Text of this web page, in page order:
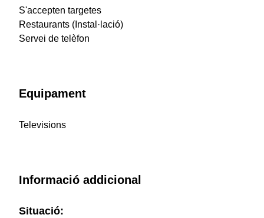
S'accepten targetes
Restaurants (Instal·lació)
Servei de telèfon
Equipament
Televisions
Informació addicional
Situació: